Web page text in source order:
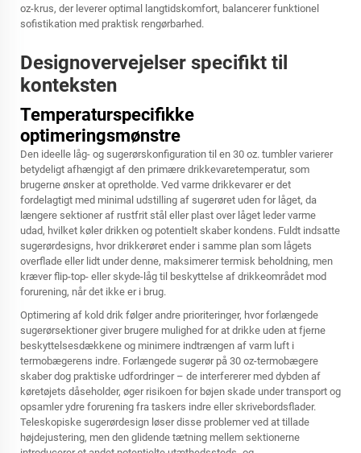
oz-krus, der leverer optimal langtidskomfort, balancerer funktionel
sofistikation med praktisk rengørbarhed.
Designovervejelser specifikt til
konteksten
Temperaturspecifikke
optimeringsmønstre
Den ideelle låg- og sugerørskonfiguration til en 30 oz. tumbler varierer
betydeligt afhængigt af den primære drikkevaretemperatur, som
brugerne ønsker at opretholde. Ved varme drikkevarer er det
fordelagtigt med minimal udstilling af sugerøret uden for låget, da
længere sektioner af rustfrit stål eller plast over låget leder varme
udad, hvilket køler drikken og potentielt skaber kondens. Fuldt indsatte
sugerørdesigns, hvor drikkerøret ender i samme plan som lågets
overflade eller lidt under denne, maksimerer termisk beholdning, men
kræver flip-top- eller skyde-låg til beskyttelse af drikkeområdet mod
forurening, når det ikke er i brug.
Optimering af kold drik følger andre prioriteringer, hvor forlængede
sugerørsektioner giver brugere mulighed for at drikke uden at fjerne
beskyttelsesdækkene og minimere indtrængen af varm luft i
termobægerens indre. Forlængede sugerør på 30 oz-termobægere
skaber dog praktiske udfordringer – de interfererer med dybden af
køretøjets dåseholder, øger risikoen for bøjen skade under transport og
opsamler ydre forurening fra taskers indre eller skrivebordsflader.
Teleskopiske sugerørdesign løser disse problemer ved at tillade
højdejustering, men den glidende tætning mellem sektionerne